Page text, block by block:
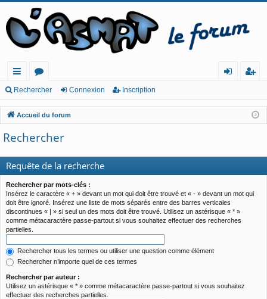
ac
co
ur
cis
or
u
m
s
n
ne
cri
pt
Rechercher Connexion Inscription
Accueil du forum
Rechercher
Requête de la recherche
Rechercher par mots-clés :
Insérez le caractère « + » devant un mot qui doit être trouvé et « - » devant un mot qui
doit être ignoré. Insérez une liste de mots séparés entre des barres verticales
discontinues « | » si seul un des mots doit être trouvé. Utilisez un astérisque « * »
comme métacaractère passe-partout si vous souhaitez effectuer des recherches
partielles.
Rechercher tous les termes ou utiliser une question comme élément
Rechercher n’importe quel de ces termes
Rechercher par auteur :
Utilisez un astérisque « * » comme métacaractère passe-partout si vous souhaitez
effectuer des recherches partielles.